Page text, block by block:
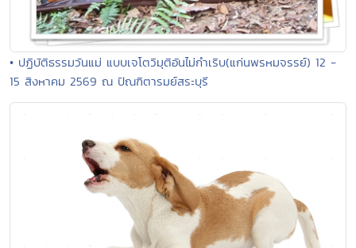
• ปฏิบัติธรรมวันแม่ แบบเจโตวิมุติอันไม่กำเริบ(แก่นพรหมจรรย์) 12 -
15 สิงหาคม 2569 ณ ปัณฑิตารมย์สระบุรี